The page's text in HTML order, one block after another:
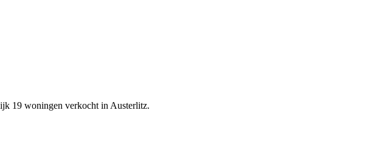
19 woningen verkocht in Austerlitz.